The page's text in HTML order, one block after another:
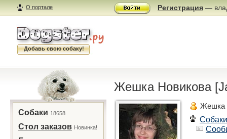
О портале Регистрация —
Добавь свою собаку!
Собаки 18658
Стол заказов Новинка!
Жешка Новикова
Жешка
Собаки